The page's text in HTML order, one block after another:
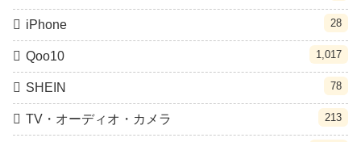
iPhone 28
Qoo10 1,017
SHEIN 78
TV・オーディオ・カメラ 213